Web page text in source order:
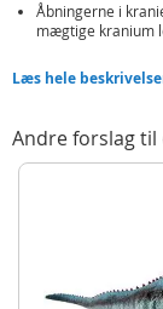
Åbningerne i
mægtige kranium
Funktioner:
Med hæfte
Indeholder:
Læs hele
Andre forslag til